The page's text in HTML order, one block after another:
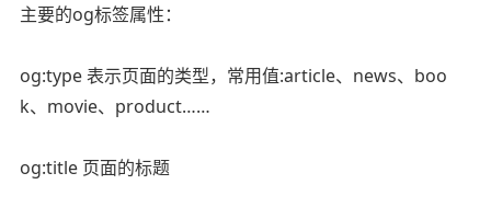
主要的og标签属性：
og:type 表示页面的类型，常用值:article、news、boo
k、movie、product……
og:title 页面的标题